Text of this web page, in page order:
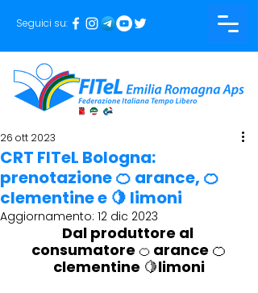
Seguici su:
CRT FITeL Bologna:
prenotazione 🍊 arance, 🍊
clementine e 🍋 limoni
26 ott 2023
Aggiornamento: 12 dic 2023
Dal produttore al
consumatore 🍊 arance 🍊
clementine 🍋limoni